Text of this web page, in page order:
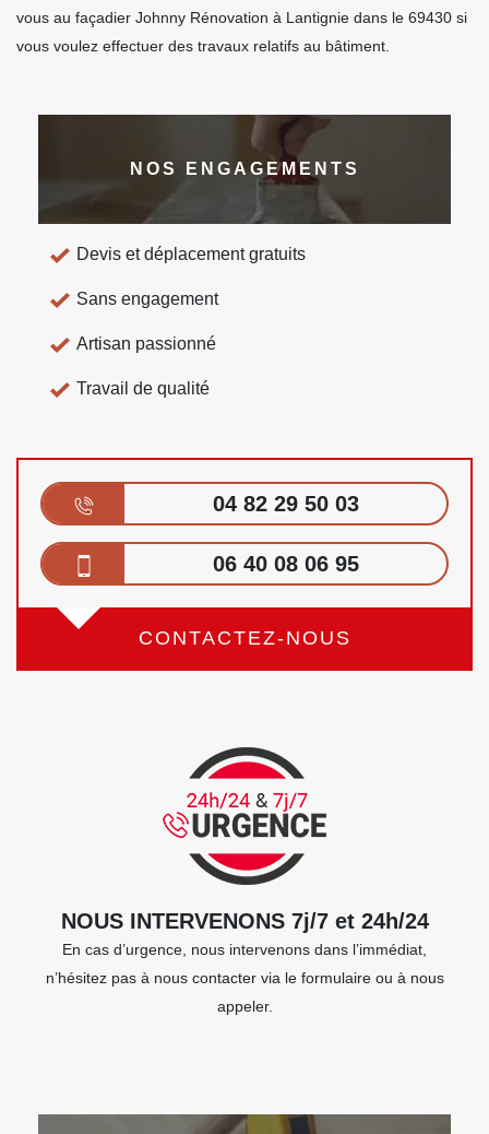
vous au façadier Johnny Rénovation à Lantignie dans le 69430 si
vous voulez effectuer des travaux relatifs au bâtiment.
NOS ENGAGEMENTS
Devis et déplacement gratuits
Sans engagement
Artisan passionné
Travail de qualité
04 82 29 50 03
06 40 08 06 95
CONTACTEZ-NOUS
NOUS INTERVENONS 7j/7 et 24h/24
En cas d’urgence, nous intervenons dans l’immédiat,
n’hésitez pas à nous contacter via le formulaire ou à nous
appeler.